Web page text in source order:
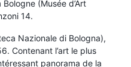
(Musée d’Art
14.
Nazionale di Bologna),
Contenant l’art le plus
panorama de la